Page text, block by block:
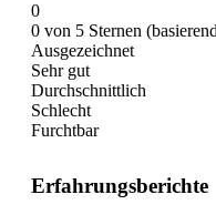
0
0 von 5 Sternen
Ausgezeichnet
Sehr gut
Durchschnittlich
Schlecht
Furchtbar
Erfahrungsberichte